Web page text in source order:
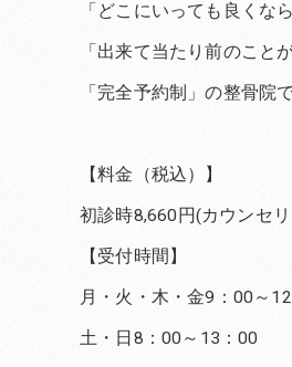
「どこにいっても良くな
「出来て当たり前のこと
「完全予約制」の整骨院で
【料金（税込）】
初診時8,660円(カウン
【受付時間】
月・火・木・金9：00～
土・日8：00～13：00